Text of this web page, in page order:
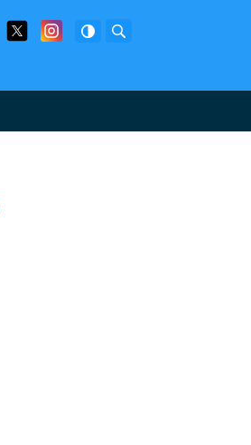
Facebook
Twitter Facebook